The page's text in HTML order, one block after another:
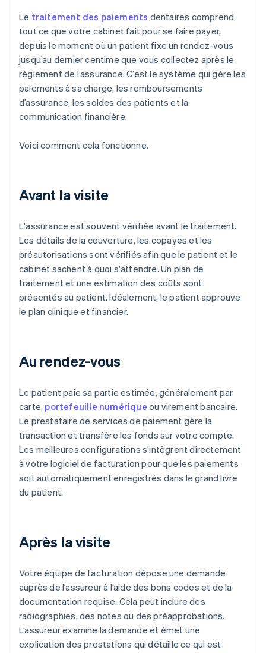
Le traitement des paiements dentaires comprend
tout ce que votre cabinet fait pour se faire payer,
depuis le moment où un patient fixe un rendez-vous
jusqu’au dernier centime que vous collectez après le
règlement de l’assurance. C’est le système qui gère les
paiements à sa charge, les remboursements
d’assurance, les soldes des patients et la
communication financière.
Voici comment cela fonctionne.
Avant la visite
L'assurance est souvent vérifiée avant le traitement.
Les détails de la couverture, les copayes et les
préautorisations sont vérifiés afin que le patient et le
cabinet sachent à quoi s'attendre. Un plan de
traitement et une estimation des coûts sont
présentés au patient. Idéalement, le patient approuve
le plan clinique et financier.
Au rendez-vous
Le patient paie sa partie estimée, généralement par
carte, portefeuille numérique ou virement bancaire.
Le prestataire de services de paiement gère la
transaction et transfère les fonds sur votre compte.
Les meilleures configurations s’intègrent directement
à votre logiciel de facturation pour que les paiements
soit automatiquement enregistrés dans le grand livre
du patient.
Après la visite
Votre équipe de facturation dépose une demande
auprès de l’assureur à l’aide des bons codes et de la
documentation requise. Cela peut inclure des
radiographies, des notes ou des préapprobations.
L’assureur examine la demande et émet une
explication des prestations qui détaille ce qui est